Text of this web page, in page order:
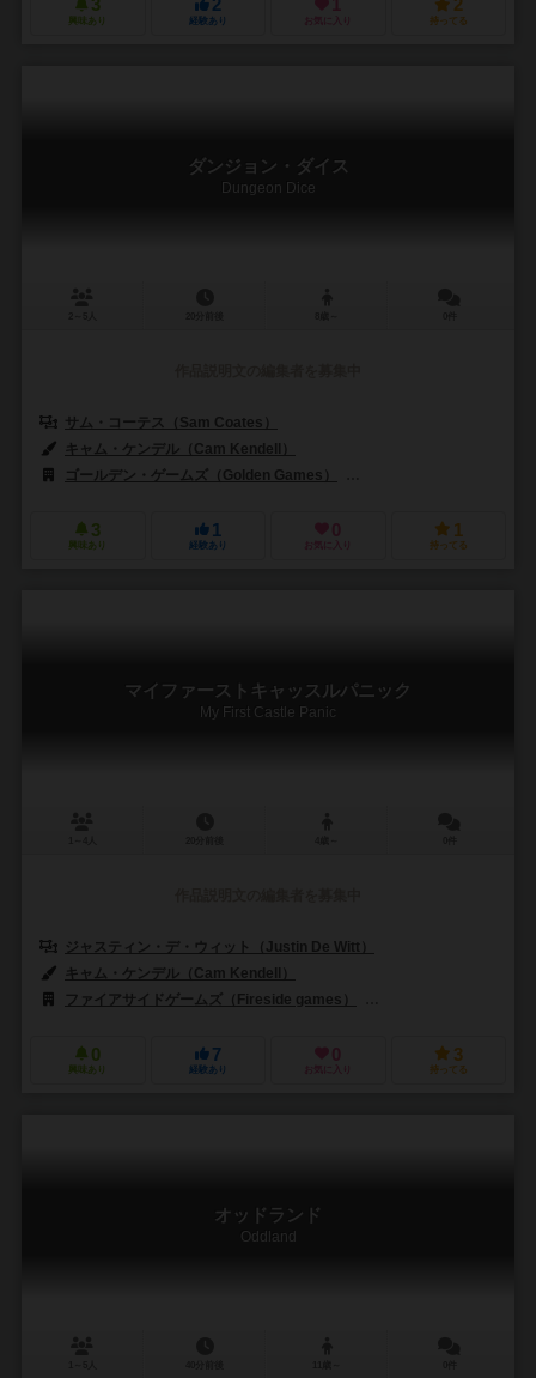
3
興味あり
2
経験あり
1
お気に入り
2
持ってる
ダンジョン・ダイス
Dungeon Dice
サム・コーテス（Sam Coates）
キャム・ケンデル（Cam Kendell）
ゴールデン・ゲームズ（Golden Games）
3
興味あり
1
経験あり
0
お気に入り
1
持ってる
マイファーストキャッスルパニック
My First Castle Panic
ジャスティン・デ・ウィット（Justin De Witt）
キャム・ケンデル（Cam Kendell）
ファイアサイドゲームズ（Fireside games）
0
興味あり
7
経験あり
0
お気に入り
3
持ってる
オッドランド
Oddland